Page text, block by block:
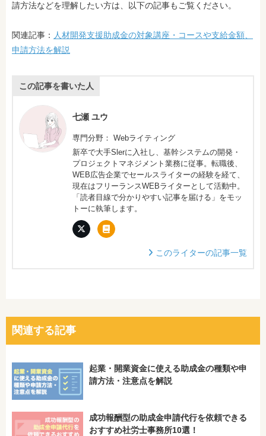
請方法などを理解したい方は、以下の記事もご覧ください。
関連記事： 人材開発支援助成金の対象講座・コースや支給金額、
申請方法を解説
この記事を書いた人
七瀬 ユウ
専門分野： Webライティング
新卒で大手Slerに入社し、基幹システムの開発・
プロジェクトマネジメント業務に従事。転職後、
WEB広告企業でセールスライターの経験を経て、
現在はフリーランスWEBライターとして活動中。
「読者目線で分かりやすい記事を届ける」をモッ
トーに執筆します。
このライターの記事一覧
関連する記事
起業・開業資金に使える助成金の種類や申
請方法・注意点を解説
成功報酬型の助成金申請代行を依頼できる
おすすめ社労士事務所10選！